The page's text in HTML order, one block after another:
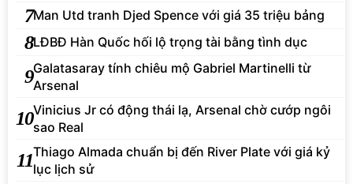
7Man Utd tranh Djed Spence với giá 35 triệu bảng
8LĐBĐ Hàn Quốc hối lộ trọng tài bằng tình dục
9Galatasaray tính chiêu mộ Gabriel Martinelli từ
Arsenal
10Vinicius Jr có động thái lạ, Arsenal chờ cướp ngôi
sao Real
11Thiago Almada chuẩn bị đến River Plate với giá kỷ
lục lịch sử